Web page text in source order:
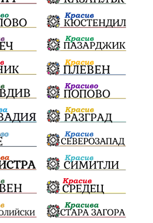
СВетли празници
Творчество Тръмп
комисия
Лайен Законопроект
Приказка
Боклук Дружба
икона
Светия синод
Софи Маринова